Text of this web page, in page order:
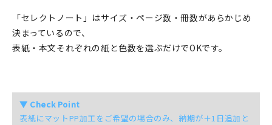
「セレクトノート」はサイズ・ページ数・冊数があらかじめ
決まっているので、
表紙・本文それぞれの紙と色数を選ぶだけでOKです。
▼ Check Point
表紙にマットPP加工をご希望の場合のみ、納期が＋1日追加と